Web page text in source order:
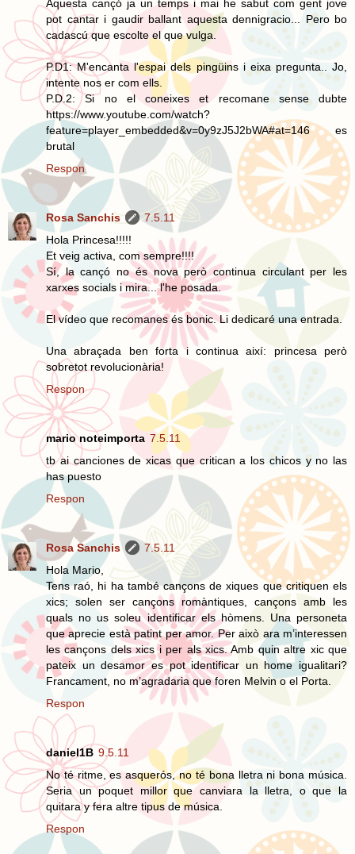
Aquesta cançó ja un temps i mai he sabut com gent jove
pot cantar i gaudir ballant aquesta dennigracio... Pero bo
cadascú que escolte el que vulga.
P.D1: M'encanta l'espai dels pingüins i eixa pregunta.. Jo,
intente nos er com ells.
P.D.2: Si no el coneixes et recomane sense dubte
https://www.youtube.com/watch?
feature=player_embedded&v=0y9zJ5J2bWA#at=146 es
brutal
Respon
Rosa Sanchis
7.5.11
Hola Princesa!!!!!
Et veig activa, com sempre!!!!
Sí, la cançó no és nova però continua circulant per les
xarxes socials i mira... l'he posada.
El vídeo que recomanes és bonic. Li dedicaré una entrada.
Una abraçada ben forta i continua així: princesa però
sobretot revolucionària!
Respon
mario noteimporta 7.5.11
tb ai canciones de xicas que critican a los chicos y no las
has puesto
Respon
Rosa Sanchis
7.5.11
Hola Mario,
Tens raó, hi ha també cançons de xiques que critiquen els
xics; solen ser cançons romàntiques, cançons amb les
quals no us soleu identificar els hòmens. Una personeta
que aprecie està patint per amor. Per això ara m’interessen
les cançons dels xics i per als xics. Amb quin altre xic que
pateix un desamor es pot identificar un home igualitari?
Francament, no m’agradaria que foren Melvin o el Porta.
Respon
daniel1B 9.5.11
No té ritme, es asquerós, no té bona lletra ni bona música.
Seria un poquet millor que canviara la lletra, o que la
quitara y fera altre tipus de música.
Respon